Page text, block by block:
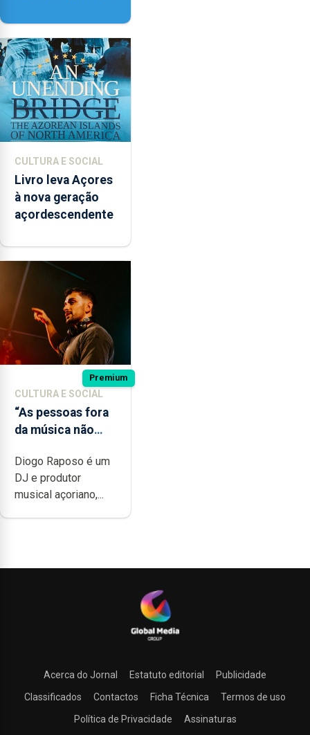
instrumentos
CULTURA E SOCIAL
Livro leva Açores
à nova geração
açordescendente
Premium
CULTURA E SOCIAL
“As pessoas fora
da música não
quão difícil é
produzir uma
música”
Diogo Raposo é um
DJ e produtor
musical açoriano,...
Acerca do Jornal Estatuto editorial
Publicidade
Classificados
Contactos Ficha Técnica
Termos de uso
Política de Privacidade
Assinaturas